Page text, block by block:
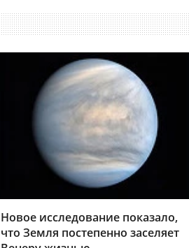
Новое исследование показало,
что Земля постепенно заселяет